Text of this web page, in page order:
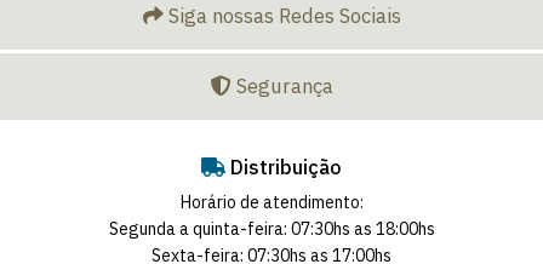
Siga nossas Redes Sociais
Segurança
Distribuição
Horário de atendimento:
Segunda a quinta-feira: 07:30hs as 18:00hs
Sexta-feira: 07:30hs as 17:00hs